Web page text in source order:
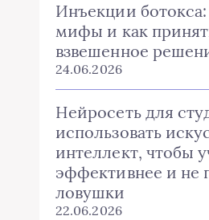
Инъекции ботокса:
мифы и как
взвешенное
24.06.2026
Нейросеть для
использовать
интеллект, чтобы
эффективнее и не
ловушки
22.06.2026